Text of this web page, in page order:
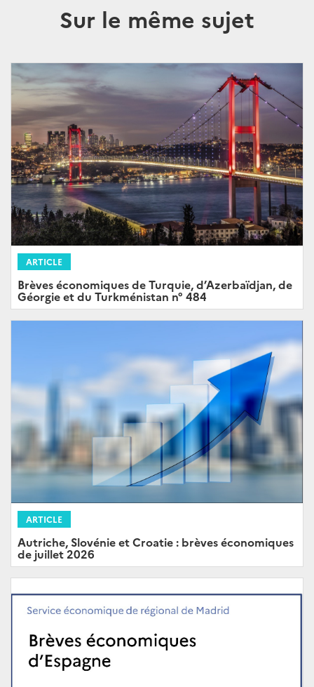
Sur le même sujet
ARTICLE
Brèves économiques de Turquie, d’Azerbaïdjan, de
Géorgie et du Turkménistan n° 484
ARTICLE
Autriche, Slovénie et Croatie : brèves économiques
de juillet 2026